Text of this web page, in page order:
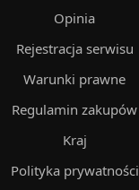
Opinia
Rejestracja serwisu
Warunki prawne
Regulamin zakupów
Kraj
Polityka prywatności